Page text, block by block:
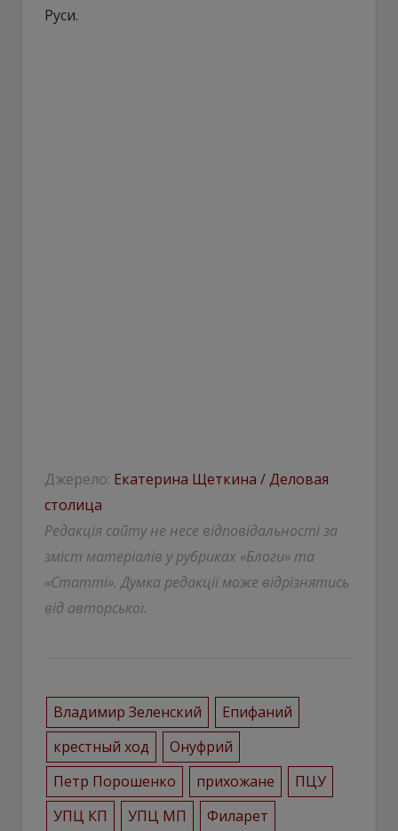
Руси.
Джерело: Екатерина Щеткина / Деловая
столица
Редакція сайту не несе відповідальності за
зміст матеріалів у рубриках «Блоги» та
«Статті». Думка редакції може відрізнятись
від авторської.
Владимир Зеленский
Епифаний
крестный ход
Онуфрий
Петр Порошенко
прихожане
ПЦУ
УПЦ КП
УПЦ МП
Филарет